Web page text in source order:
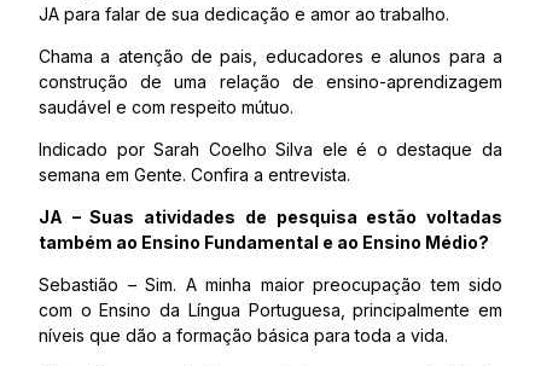
JA para falar de sua dedicação e amor ao trabalho.
Chama a atenção de pais, educadores e alunos para a
construção de uma relação de ensino-aprendizagem
saudável e com respeito mútuo.
Indicado por Sarah Coelho Silva ele é o destaque da
semana em Gente. Confira a entrevista.
JA – Suas atividades de pesquisa estão voltadas
também ao Ensino Fundamental e ao Ensino Médio?
Sebastião – Sim. A minha maior preocupação tem sido
com o Ensino da Língua Portuguesa, principalmente em
níveis que dão a formação básica para toda a vida.